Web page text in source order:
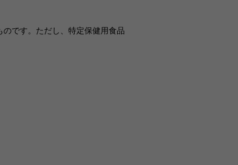
です。ただし、特定保健用食品